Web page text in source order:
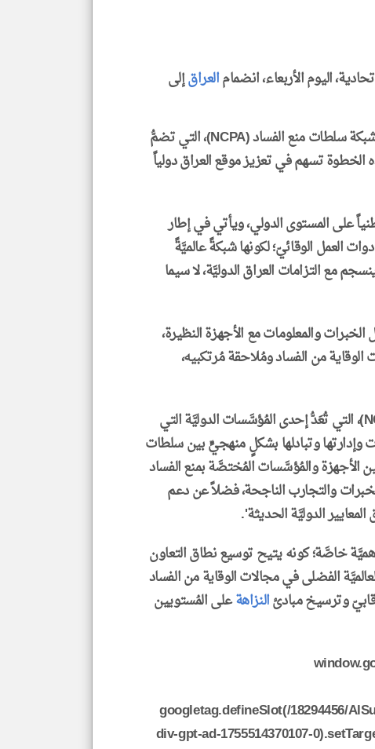
اليوم الأربعاء، انضمامالعراقإلى
وذكرت الهيئة في بيان، إنها 'انضمت رسمياً إلى شبكة سلطات منع الفساد (NCPA)، التي تضمُّ
الخطوة تسهم في تعزيز موقع العراق دولياً
على المستوى الدولي، ويأتي في إطار
العمل الوقائيّ؛ لكونها شبكةً عالميَّةً
مع التزامات العراق الدوليَّة، لا سيما
والمعلومات مع الأجهزة النظيرة،
من الفساد ومُلاحقة مُرتكبيه،
وأشارت إلى أنَّ 'شبكة سلطات منع الفساد (NCPA)، التي تُعَدُّ إحدى المُؤسَّسات الدوليَّة التي
وتبادلها بشكلٍ منهجيٍّ بين سلطات
الأجهزة والمُؤسَّسات المُختصَّة بمنع الفساد
والتجارب الناجحة، فضلاً عن دعم
الدوليَّة الحديثة'.
خاصَّة؛ كونه يتيح توسيع نطاق التعاون
الفضلى في مجالات الوقاية من الفساد
وترسيخ مبادئالنزاهةعلى المُستويين
googletag.defineSlot(/18294456/
div-gpt-ad-1755514370107-
klyoum.com